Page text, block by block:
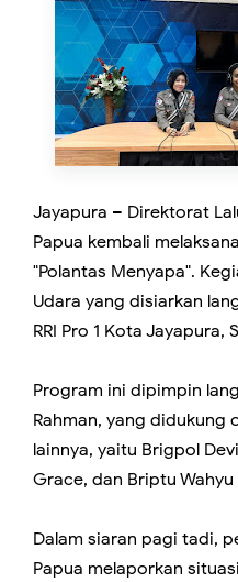
Jayapura – Direktorat
Papua kembali
"Polantas Menyapa".
Udara yang disiarkan
RRI Pro 1 Kota Jayapura,
Program ini dipimpin
Rahman, yang didukung
lainnya, yaitu Brigpol
Grace, dan Briptu
Dalam siaran pagi tadi,
Papua melaporkan